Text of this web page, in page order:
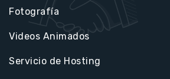
Fotografía
Videos Animados
Servicio de Hosting